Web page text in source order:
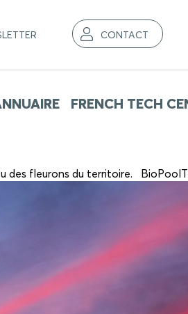
CONTACT
FRENCH TECH
des fleurons du territoire.